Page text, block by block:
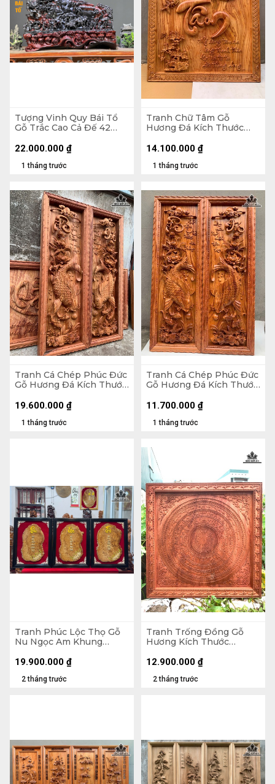
Tượng Vinh Quy Bái Tổ
Gỗ Trắc Cao Cả Đế 42
Không Đế 32
1 tháng trước
22.000.000 ₫
Tranh Chữ Tâm Gỗ
Hương Đá Kích Thước
1 tháng trước
14.100.000 ₫
Tranh Cá Chép Phúc Đức
Gỗ Hương Đá Kích Thước
1 tháng trước
19.600.000 ₫
Tranh Cá Chép Phúc Đức
Gỗ Hương Đá Kích Thước
1 tháng trước
11.700.000 ₫
Tranh Phúc Lộc Thọ Gỗ
Nu Ngọc Am Khung
2 tháng trước
19.900.000 ₫
Tranh Trống Đồng Gỗ
Hương Kích Thước
2 tháng trước
12.900.000 ₫